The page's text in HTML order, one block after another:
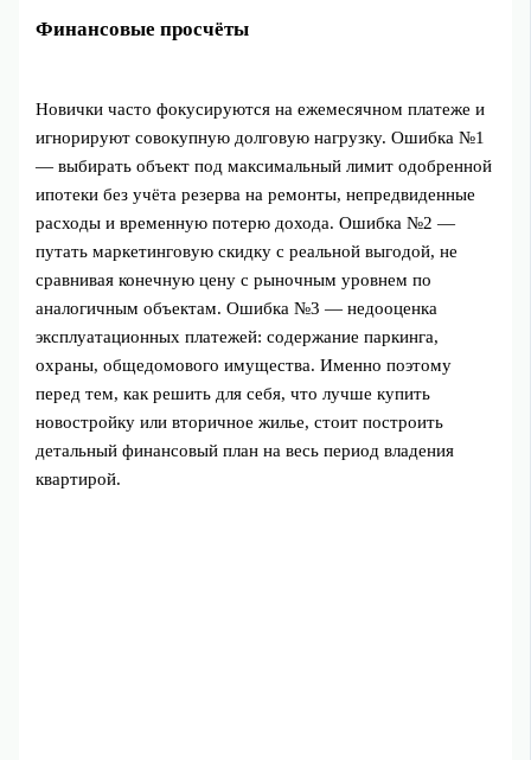
Финансовые просчёты
Новички часто фокусируются на ежемесячном платеже и
игнорируют совокупную долговую нагрузку. Ошибка №1
— выбирать объект под максимальный лимит одобренной
ипотеки без учёта резерва на ремонты, непредвиденные
расходы и временную потерю дохода. Ошибка №2 —
путать маркетинговую скидку с реальной выгодой, не
сравнивая конечную цену с рыночным уровнем по
аналогичным объектам. Ошибка №3 — недооценка
эксплуатационных платежей: содержание паркинга,
охраны, общедомового имущества. Именно поэтому
перед тем, как решить для себя, что лучше купить
новостройку или вторичное жилье, стоит построить
детальный финансовый план на весь период владения
квартирой.